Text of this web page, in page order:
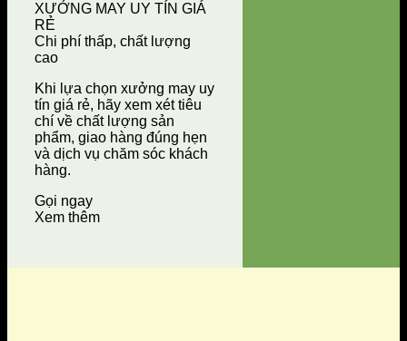
XƯỞNG MAY UY TÍN GIÁ
RẺ
Chi phí thấp, chất lượng
cao
Khi lựa chọn xưởng may uy
tín giá rẻ, hãy xem xét tiêu
chí về chất lượng sản
phẩm, giao hàng đúng hẹn
và dịch vụ chăm sóc khách
hàng.
Gọi ngay
Xem thêm